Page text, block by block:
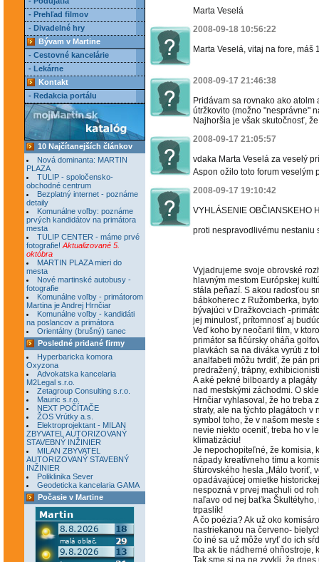
- Prehľad filmov
- Divadelné hry
Bývam v Martine
- Cestovné kancelárie
- Lekárne
Kontakt
- Redakcia portálu
10 Najčítanejších článkov
Nová dominanta: MARTIN
PLAZA
TULIP - spoločensko-
obchodné centrum
Bezplatný internet - poznáme
detaily
Komunálne voľby: poznáme
prvých kandidátov na primátora
mesta
TULIP CENTER - máme prvé
fotografie! Aktualizované 5.
októbra
MARTIN PLAZA mieri do
mesta
Nové martinské autobusy -
fotografie
Komunálne voľby - primátorom
Martina je Andrej Hrnčiar
Komunálne voľby - kandidáti
na poslancov a primátora
Orientálny (brušný) tanec
Posledné pridané firmy
Hyperbaricka komora
Oxyzona
Advokatska kancelaria
M2Legal s.r.o.
Zetagroup Consulting s.r.o.
Mauric s.r.o.
NEXT POČÍTAČE
ŽOS Vrútky a.s.
Elektroprojektant - MILAN
ZBYVATEL AUTORIZOVANÝ
STAVEBNÝ INŽINIER
MILAN ZBYVATEL
AUTORIZOVANÝ STAVEBNÝ
INŽINIER
Poliklinika Sever
Geodeticka kancelaria GAMA
Počasie v Martine
Marta Veselá
2008-09-18 10:56:22
Marta Veselá, vitaj na fore, máš
2008-09-17 21:46:38
Pridávam sa rovnako ako
útržkovito (možno "nesprávne"
Najhoršia je však skutočnosť,
2008-09-17 21:05:57
vdaka Marta Veselá za veselý
Aspon ožilo toto forum veselým
2008-09-17 19:10:42
VYHLÁSENIE OBČIANSKEHO
proti nespravodlivému nestaniu
Vyjadrujeme svoje obrovské
hlavným mestom Európskej
stála peňazí. S akou radosťou
bábkoherec z Ružomberka,
bývajúci v Dražkovciach -
jej minulosť, prítomnosť aj
Veď koho by neočaril film, v
primátor sa fičúrsky oháňa
plavkách sa na diváka vyrúti z
analfabeti môžu tvrdiť, že pán
predražený, trápny,
A aké pekné bilboardy a
nad mestskými záchodmi. O
Hrnčiar vyhlasoval, že ho treba
straty, ale na týchto plagátoch v
symbol toho, že v našom meste
nevie niekto oceniť, treba ho v
klimatizáciu!
Je nepochopiteľné, že komisia,
nápady kreatívneho tímu a
štúrovského hesla „Málo tvoriť,
opadávajúcej omietke
nespozná v prvej machuli od
naľavo od nej baťka
trpaslík!
A čo poézia? Ak už oko
nastriekanou na červeno-
čo iné sa už môže vryť do ich
Iba ak tie nádherné
Tak sme si na ne zvykli, že